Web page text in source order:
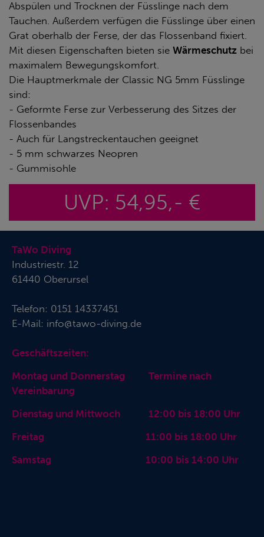
Abspülen und Trocknen der Füsslinge nach dem
Tauchen. Außerdem verfügen die Füsslinge über einen
Grat oberhalb der Ferse, der das Flossenband fixiert.
Mit diesen Eigenschaften bieten sie Wärmeschutz bei
maximalem Bewegungskomfort.
Die Hauptmerkmale der Classic NG 5mm Füsslinge
sind:
- Geformte Ferse zur Verbesserung des Sitzes der
Flossenbandes
- Auch für Langstreckentauchen geeignet
- 5 mm schwarzes Neopren
- Gummisohle
UVP: 54,95,- €
TaWo Diving
Industriestr. 12
61440 Oberursel
Telefon: 0151 14337451
E-Mail: info@tawo-diving.de
Geschäftszeiten:
Montag und Donnerstag Termine nach
Vereinbarung
Dienstag und Mittwoch 12:00 bis 18:00 Uhr
Freitag 11:00 bis 18:00 Uhr
Samstag 10:00 bis 14:00 Uhr